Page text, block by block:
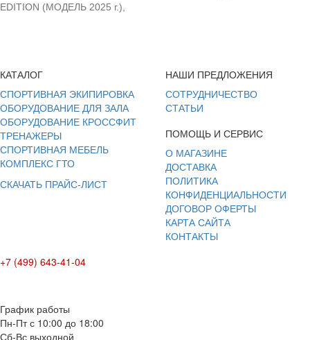
EDITION (МОДЕЛЬ 2025 г.),
КАТАЛОГ
СПОРТИВНАЯ ЭКИПИРОВКА
ОБОРУДОВАНИЕ ДЛЯ ЗАЛА
ОБОРУДОВАНИЕ КРОССФИТ
ТРЕНАЖЕРЫ
СПОРТИВНАЯ МЕБЕЛЬ
КОМПЛЕКС ГТО
СКАЧАТЬ ПРАЙС-ЛИСТ
НАШИ ПРЕДЛОЖЕНИЯ
СОТРУДНИЧЕСТВО
СТАТЬИ
ПОМОЩЬ И СЕРВИС
О МАГАЗИНЕ
ДОСТАВКА
ПОЛИТИКА
КОНФИДЕНЦИАЛЬНОСТИ
ДОГОВОР ОФЕРТЫ
КАРТА САЙТА
КОНТАКТЫ
+7 (499) 643-41-04
График работы
Пн-Пт с 10:00 до 18:00
Сб-Вс выходной